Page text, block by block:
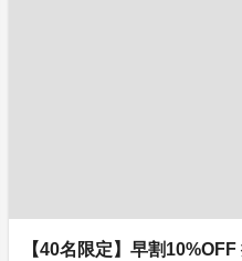
【40名限定】早割